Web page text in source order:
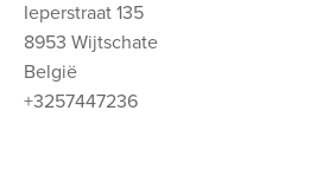
Ieperstraat 135
8953 Wijtschate
België
+3257447236